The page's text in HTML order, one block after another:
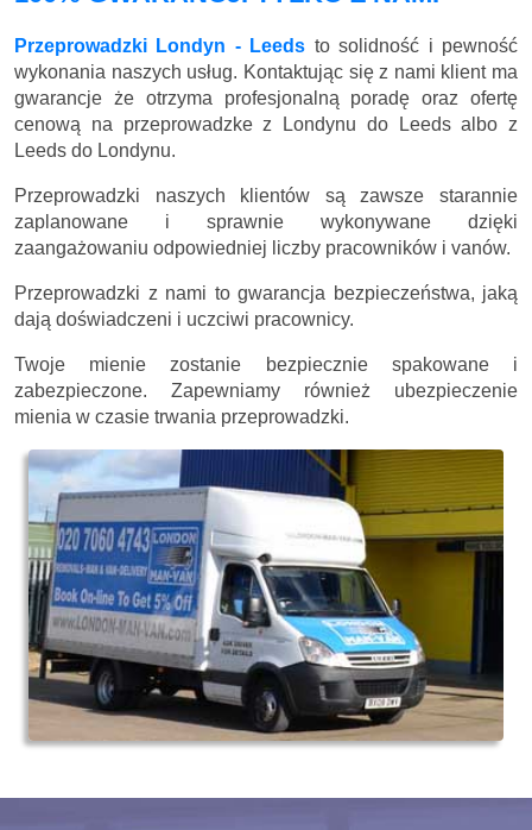
Przeprowadzki Londyn - Leeds to solidność i pewność
wykonania naszych usług. Kontaktując się z nami klient ma
gwarancje że otrzyma profesjonalną poradę oraz ofertę
cenową na przeprowadzke z Londynu do Leeds albo z
Leeds do Londynu.
Przeprowadzki naszych klientów są zawsze starannie
zaplanowane i sprawnie wykonywane dzięki
zaangażowaniu odpowiedniej liczby pracowników i vanów.
Przeprowadzki z nami to gwarancja bezpieczeństwa, jaką
dają doświadczeni i uczciwi pracownicy.
Twoje mienie zostanie bezpiecznie spakowane i
zabezpieczone. Zapewniamy również ubezpieczenie
mienia w czasie trwania przeprowadzki.